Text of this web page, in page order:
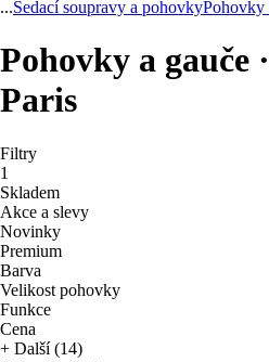
...Sedací soupravy a pohovkyPohovky
Pohovky a gauče
Paris
Filtry
1
Skladem
Akce a slevy
Novinky
Premium
Barva
Velikost pohovky
Funkce
Cena
+ Další (14)